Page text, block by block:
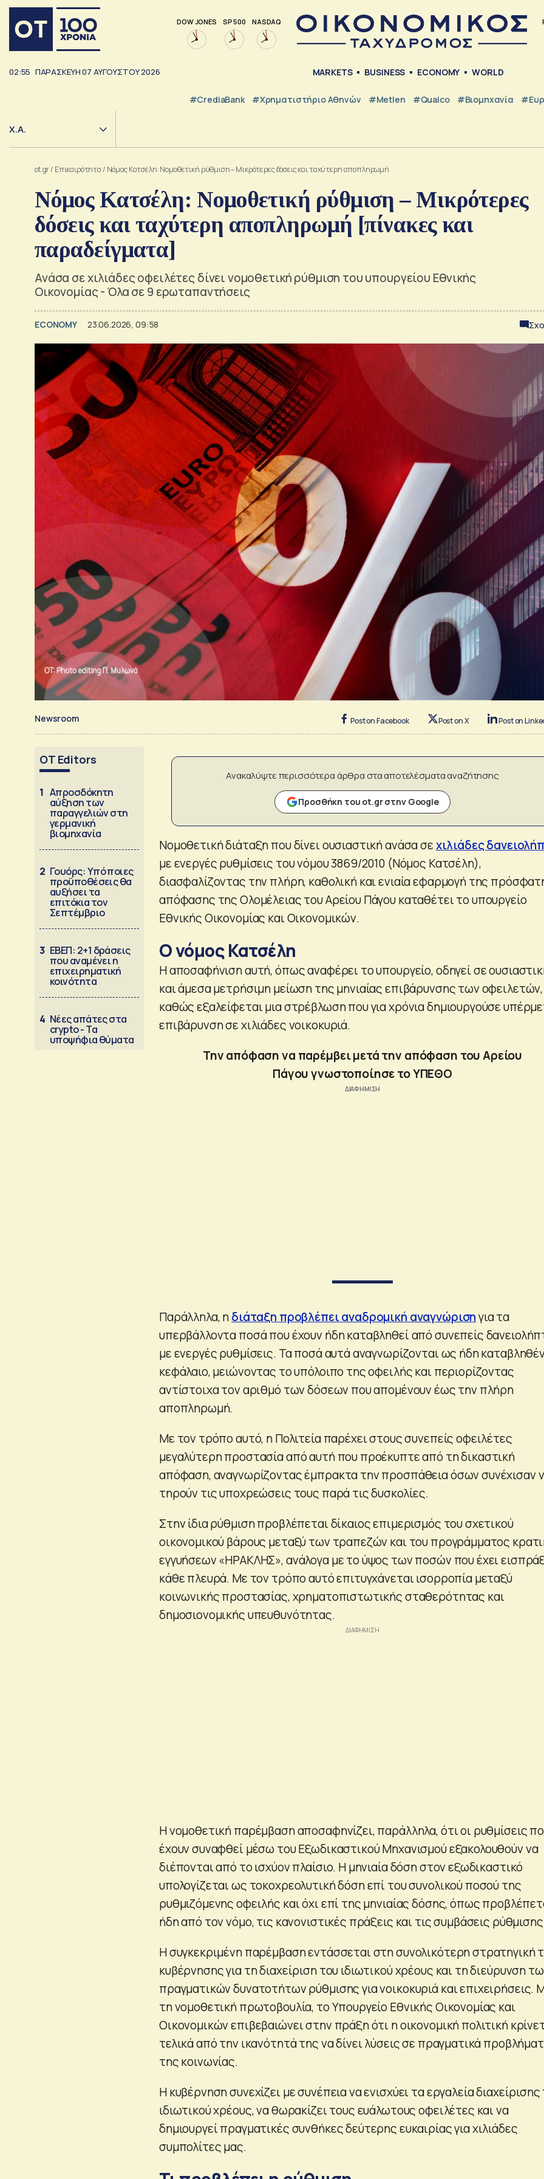
DOW JONES SP 500 NASDAQ
02:56 ΠΑΡΑΣΚΕΥΗ07 ΑΥΓΟΥΣΤΟΥ2026 MARKETS BUSINESS ECONOMY WORLD
#CrediaBank #Χρηματιστήριο Αθηνών #metlen #Qualco #Βιομηχανία
Χ.Α.
ot.gr/ Επικαιρότητα / Νόμος Κατσέλη: Νομοθετική ρύθμιση – Μικρότερες δόσεις και ταχύτερη αποπληρωμή
Νόμος Κατσέλη: Νομοθετική ρύθμιση – Μικρότερες
δόσεις και ταχύτερη αποπληρωμή [πίνακες και
παραδείγματα]
Ανάσα σε χιλιάδες οφειλέτες δίνει νομοθετική ρύθμιση του υπουργείου Εθνικής
Οικονομίας - Όλα σε 9 ερωταπαντήσεις
ECONOMY 23.06.2026, 09:58
Newsroom Post on Facebook Post on X Post on
OT Editors
1 Απροσδόκητη
αύξηση των
παραγγελιών στη
γερμανική
βιομηχανία
2 Γουόρς: Υπό ποιες
προϋποθέσεις θα
αυξήσει τα
επιτόκια τον
Σεπτέμβριο
3 ΕΒΕΠ: 2+1 δράσεις
που αναμένει η
επιχειρηματική
κοινότητα
4 Νέες απάτες στα
crypto - Τα
υποψήφια θύματα
Ανακαλύψτε περισσότερα άρθρα στα αποτελέσματα αναζήτησης
Προσθήκη του ot.gr στην Google
Νομοθετική διάταξη που δίνει ουσιαστική ανάσα σεχιλιάδες
με ενεργές ρυθμίσεις του νόμου 3869/2010 (Νόμος Κατσέλη),
διασφαλίζοντας την πλήρη, καθολική και ενιαία εφαρμογή της
απόφασης της Ολομέλειας του Αρείου Πάγου καταθέτει το υπουργείο
Εθνικής Οικονομίας και Οικονομικών.
Ο νόμος Κατσέλη
Η αποσαφήνιση αυτή, όπως αναφέρει το υπουργείο, οδηγεί σε
και άμεσα μετρήσιμη μείωση της μηνιαίας επιβάρυνσης των οφειλετών,
καθώς εξαλείφεται μια στρέβλωση που για χρόνια δημιουργούσε
επιβάρυνση σε χιλιάδες νοικοκυριά.
Την απόφαση να παρέμβει μετά την απόφαση του Αρείου
Πάγου γνωστοποίησε το ΥΠΕΘΟ
Παράλληλα, ηδιάταξη προβλέπει αναδρομική αναγνώρισηγια τα
υπερβάλλοντα ποσά που έχουν ήδη καταβληθεί από συνεπείς
με ενεργές ρυθμίσεις. Τα ποσά αυτά αναγνωρίζονται ως ήδη καταβληθέν
κεφάλαιο, μειώνοντας το υπόλοιπο της οφειλής και περιορίζοντας
αντίστοιχα τον αριθμό των δόσεων που απομένουν έως την πλήρη
αποπληρωμή.
Με τον τρόπο αυτό, η Πολιτεία παρέχει στους συνεπείς οφειλέτες
μεγαλύτερη προστασία από αυτή που προέκυπτε από τη δικαστική
απόφαση, αναγνωρίζοντας έμπρακτα την προσπάθεια όσων συνέχισαν
τηρούν τις υποχρεώσεις τους παρά τις δυσκολίες.
Στην ίδια ρύθμιση προβλέπεται δίκαιος επιμερισμός του σχετικού
οικονομικού βάρους μεταξύ των τραπεζών και του προγράμματος
εγγυήσεων «ΗΡΑΚΛΗΣ», ανάλογα με το ύψος των ποσών που έχει
κάθε πλευρά. Με τον τρόπο αυτό επιτυγχάνεται ισορροπία μεταξύ
κοινωνικής προστασίας, χρηματοπιστωτικής σταθερότητας και
δημοσιονομικής υπευθυνότητας.
Η νομοθετική παρέμβαση αποσαφηνίζει, παράλληλα, ότι οι ρυθμίσεις
έχουν συναφθεί μέσω του Εξωδικαστικού Μηχανισμού εξακολουθούν να
διέπονται από το ισχύον πλαίσιο. Η μηνιαία δόση στον εξωδικαστικό
υπολογίζεται ως τοκοχρεολυτική δόση επί του συνολικού ποσού της
ρυθμιζόμενης οφειλής και όχι επί της μηνιαίας δόσης, όπως
ήδη από τον νόμο, τις κανονιστικές πράξεις και τις συμβάσεις
Η συγκεκριμένη παρέμβαση εντάσσεται στη συνολικότερη στρατηγική
κυβέρνησης για τη διαχείριση του ιδιωτικού χρέους και τη διεύρυνση
πραγματικών δυνατοτήτων ρύθμισης για νοικοκυριά και επιχειρήσεις.
τη νομοθετική πρωτοβουλία, το Υπουργείο Εθνικής Οικονομίας και
Οικονομικών επιβεβαιώνει στην πράξη ότι η οικονομική πολιτική
τελικά από την ικανότητά της να δίνει λύσεις σε πραγματικά
της κοινωνίας.
Η κυβέρνηση συνεχίζει με συνέπεια να ενισχύει τα εργαλεία διαχείρισης
ιδιωτικού χρέους, να θωρακίζει τους ευάλωτους οφειλέτες και να
δημιουργεί πραγματικές συνθήκες δεύτερης ευκαιρίας για χιλιάδες
συμπολίτες μας.